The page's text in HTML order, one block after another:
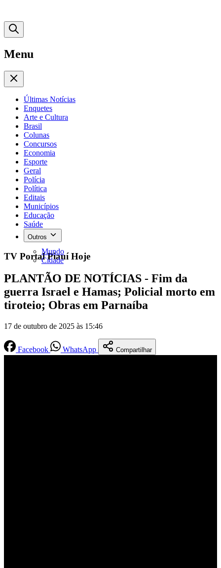
Menu
Últimas Notícias
Enquetes
Arte e Cultura
Brasil
Colunas
Concursos
Economia
Esporte
Geral
Polícia
Política
Editais
Municípios
Educação
Saúde
Outros
Mundo
Cidade
TV Portal Piauí Hoje
PLANTÃO DE NOTÍCIAS - Fim da
guerra Israel e Hamas; Policial morto em
tiroteio; Obras em Parnaíba
17 de outubro de 2025 às 15:46
Facebook WhatsApp Compartilhar